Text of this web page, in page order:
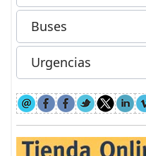
Buses
Urgencias